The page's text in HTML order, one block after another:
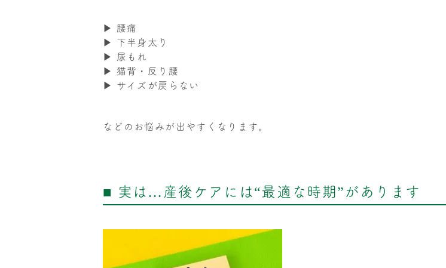
▶ 腰痛
▶ 下半身太り
▶ 尿もれ
▶ 猫背・反り腰
▶ サイズが戻らない
などのお悩みが出やすくなります。
■ 実は…産後ケアには“最適な時期”があります